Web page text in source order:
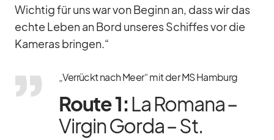
Wich­tig für uns war von Be­ginn an, dass wir das
echte Le­ben an Bord un­se­res Schif­fes vor die
Ka­me­ras brin­gen.“
„Verrückt nach Meer“ mit der MS Hamburg
Route 1:La Ro­mana –
Vir­gin Gorda – St.